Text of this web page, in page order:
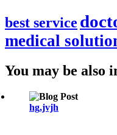
best service
medical
You may be also
hg,jvjh